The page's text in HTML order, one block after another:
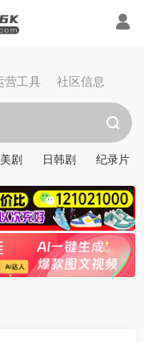
营工具 社区信息
美剧 日韩剧 纪录片